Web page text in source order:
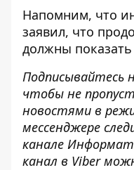
Напомним, что
заявил, что
должны показать
Подписывайтесь
чтобы не
новостями в
мессенджере
канале
канал в Viber